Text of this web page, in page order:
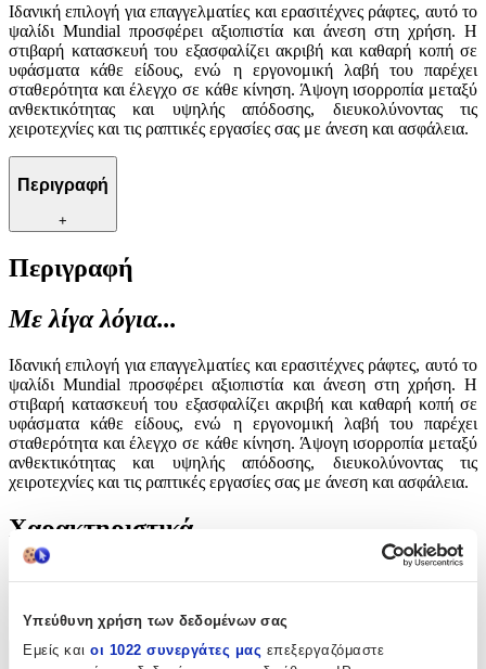
Υπεύθυνη χρήση των δεδομένων σας
Εμείς και οι 1022 συνεργάτες μας επεξεργαζόμαστε
Ιδανική επιλογή για επαγγελματίες και ερασιτέχνες ράφτες, αυτό το
ψαλίδι Mundial προσφέρει αξιοπιστία και άνεση στη χρήση. Η
στιβαρή κατασκευή του εξασφαλίζει ακριβή και καθαρή κοπή σε
υφάσματα κάθε είδους, ενώ η εργονομική λαβή του παρέχει
σταθερότητα και έλεγχο σε κάθε κίνηση. Άψογη ισορροπία μεταξύ
ανθεκτικότητας και υψηλής απόδοσης, διευκολύνοντας τις
χειροτεχνίες και τις ραπτικές εργασίες σας με άνεση και ασφάλεια.
Περιγραφή
+
Περιγραφή
Με λίγα λόγια...
Ιδανική επιλογή για επαγγελματίες και ερασιτέχνες ράφτες, αυτό το
ψαλίδι Mundial προσφέρει αξιοπιστία και άνεση στη χρήση. Η
στιβαρή κατασκευή του εξασφαλίζει ακριβή και καθαρή κοπή σε
υφάσματα κάθε είδους, ενώ η εργονομική λαβή του παρέχει
σταθερότητα και έλεγχο σε κάθε κίνηση. Άψογη ισορροπία μεταξύ
ανθεκτικότητας και υψηλής απόδοσης, διευκολύνοντας τις
χειροτεχνίες και τις ραπτικές εργασίες σας με άνεση και ασφάλεια.
Χαρακτηριστικά
Ψαλίδια